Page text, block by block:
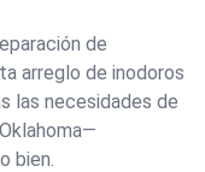
de
arreglo de inodoros
las necesidades de
bien.